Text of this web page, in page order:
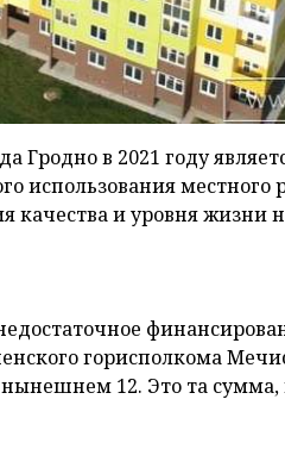
Гродно в 2021 году
использования местного
и уровня жизни
горисполкома
12. Это та